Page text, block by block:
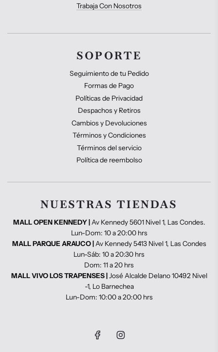
Trabaja Con Nosotros
SOPORTE
Seguimiento de tu Pedido
Formas de Pago
Políticas de Privacidad
Despachos y Retiros
Cambios y Devoluciones
Términos y Condiciones
Términos del servicio
Política de reembolso
NUESTRAS TIENDAS
MALL OPEN KENNEDY |Av Kennedy 5601 Nivel 1, Las Condes.
Lun-Dom: 10 a 20:00 hrs
MALL PARQUE ARAUCO |Av Kennedy 5413 Nivel 1, Las Condes
Lun-Sáb: 10 a 20:30 hrs
Dom: 11 a 20 hrs
MALL VIVO LOS TRAPENSES |José Alcalde Delano 10492 Nivel
-1, Lo Barnechea
Lun-Dom: 10:00 a 20:00 hrs